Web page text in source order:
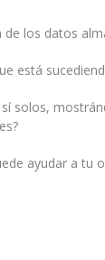
los datos
está
solos,
ayudar a tu